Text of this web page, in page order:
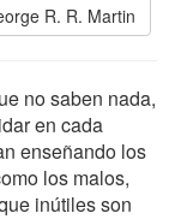
R. R. Martin
no saben nada,
en cada
enseñando los
los malos,
inútiles son